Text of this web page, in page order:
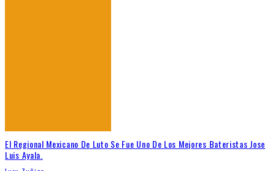
El Regional Mexicano De Luto Se Fue Uno De Los Mejores Bateristas Jose
Luis Ayala.